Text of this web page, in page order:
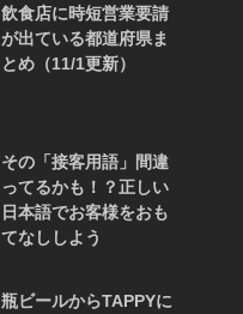
飲食店に時短営業要請
が出ている都道府県ま
とめ（11/1更新）
その「接客用語」間違
ってるかも！？正しい
日本語でお客様をおも
てなししよう
瓶ビールからTAPPYに